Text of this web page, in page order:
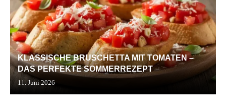
KLASSISCHE BRUSCHETTA MIT TOMATEN –
DAS PERFEKTE SOMMERREZEPT
11. Juni 2026